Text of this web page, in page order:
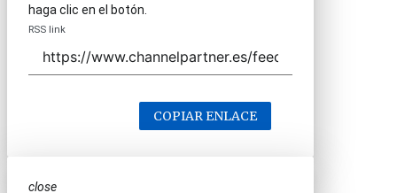
haga clic en el botón.
RSS link
COPIAR ENLACE
close